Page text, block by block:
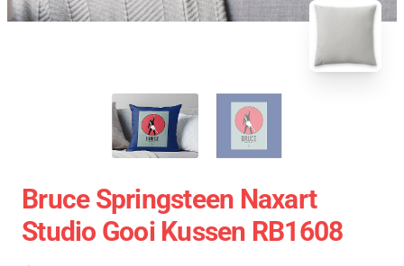
Bruce Springsteen Naxart
Studio Gooi Kussen RB1608